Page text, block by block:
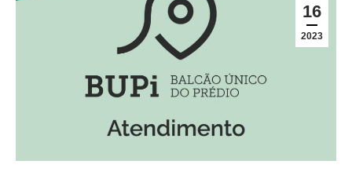
16
2023